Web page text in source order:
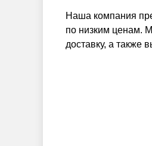
Наша компания
по низким ценам.
доставку, а также